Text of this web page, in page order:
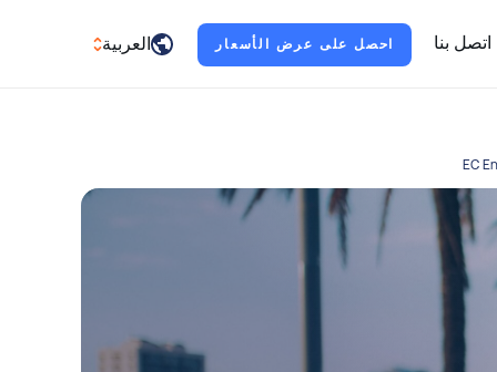
اتصل بنا احصل على عرض الأسعار العربية
Portuguê